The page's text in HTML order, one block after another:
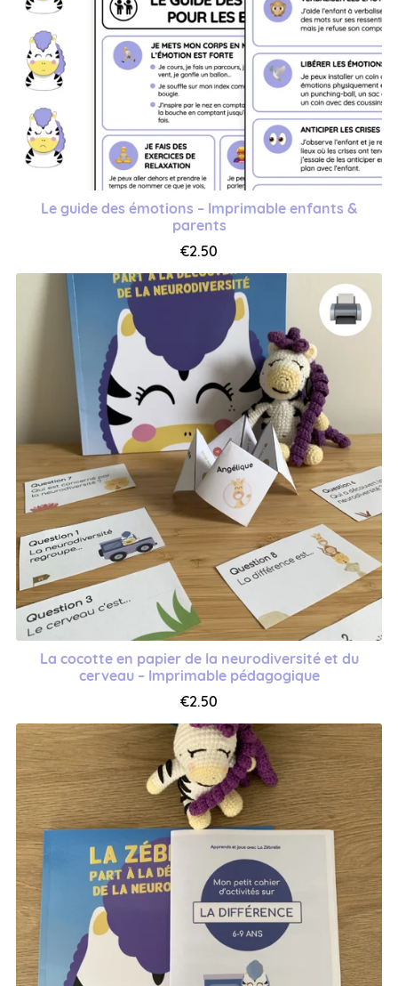
Le guide des émotions – Imprimable enfants &
parents
€2.50
La cocotte en papier de la neurodiversité et du
cerveau – Imprimable pédagogique
€2.50